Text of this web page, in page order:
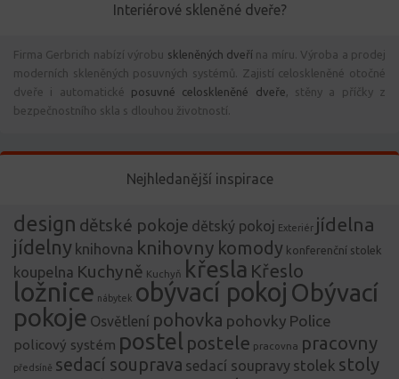
Interiérové skleněné dveře?
Firma Gerbrich nabízí výrobu skleněných dveří na míru. Výroba a prodej
moderních skleněných posuvných systémů. Zajistí celoskleněné otočné
dveře i automatické posuvné celoskleněné dveře , stěny a příčky z
bezpečnostního skla s dlouhou životností.
Nejhledanější inspirace
design dětské pokoje dětský pokoj Exteriér jídelna
jídelny knihovna knihovny komody konferenční stolek
koupelna Kuchyně Kuchyň křesla Křeslo
ložnice nábytek obývací pokoj Obývací
pokoje Osvětlení pohovka pohovky Police
policový systém postel postele pracovna pracovny
předsíně sedací souprava sedací soupravy stolek stoly